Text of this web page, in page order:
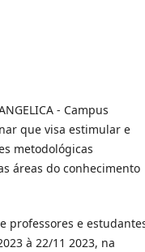
- Campus
que visa estimular e
metodológicas
áreas do conhecimento
professores e
à 22/11 2023, na